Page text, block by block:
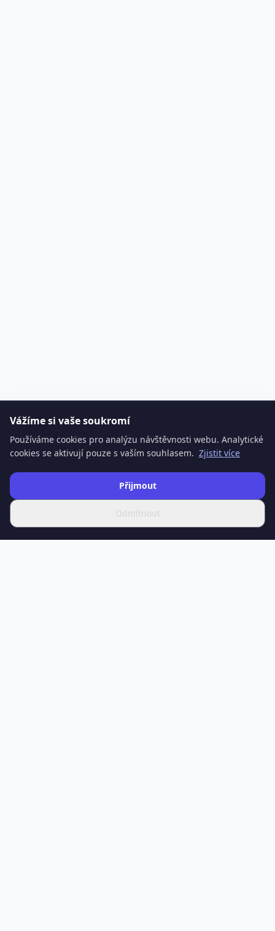
Vážíme si vaše soukromí
Používáme cookies pro analýzu návštěvnosti webu. Analytické
cookies se aktivují pouze s vaším souhlasem. Zjistit více
Odmítnout
Přijmout